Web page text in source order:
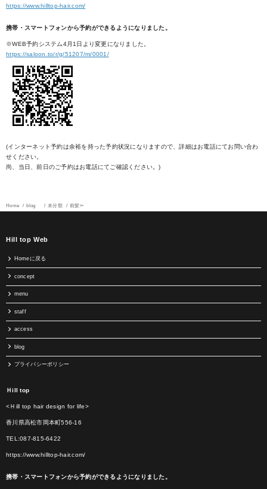
https://www.hilltop-hair.com/
携帯・スマートフォンから予約ができるようになりました。
※WEB予約システム4月1日より変更になりました。
https://saloon.to/r/g/51207/m/0001/
(インターネット予約は余裕を持った予約状況になりますので、詳細はお電話にてお問い合わ
せください。
尚、当日、前日のご予約はお電話にてご確認ください。)
Home blog 未分類 前髪✂︎
Hill top Web
Homeに戻る
concept
menu
staff
access
blog
プライバシーポリシー
Ｈill top
<Ｈill top hair design for life>
香川県高松市岡本町556-16
TEL:087-815-6422
https://www.hilltop-hair.com/
携帯・スマートフォンから予約ができるようになりました。